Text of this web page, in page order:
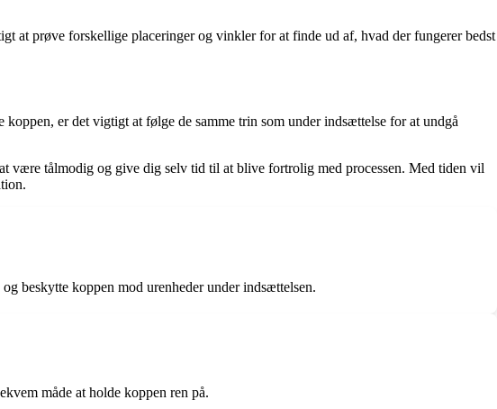
at prøve forskellige placeringer og vinkler for at finde ud af, hvad der fungerer bedst
er det vigtigt at følge de samme trin som under indsættelse for at undgå
være tålmodig og give dig selv tid til at blive fortrolig med processen. Med tiden vil
beskytte koppen mod urenheder under indsættelsen.
måde at holde koppen ren på.